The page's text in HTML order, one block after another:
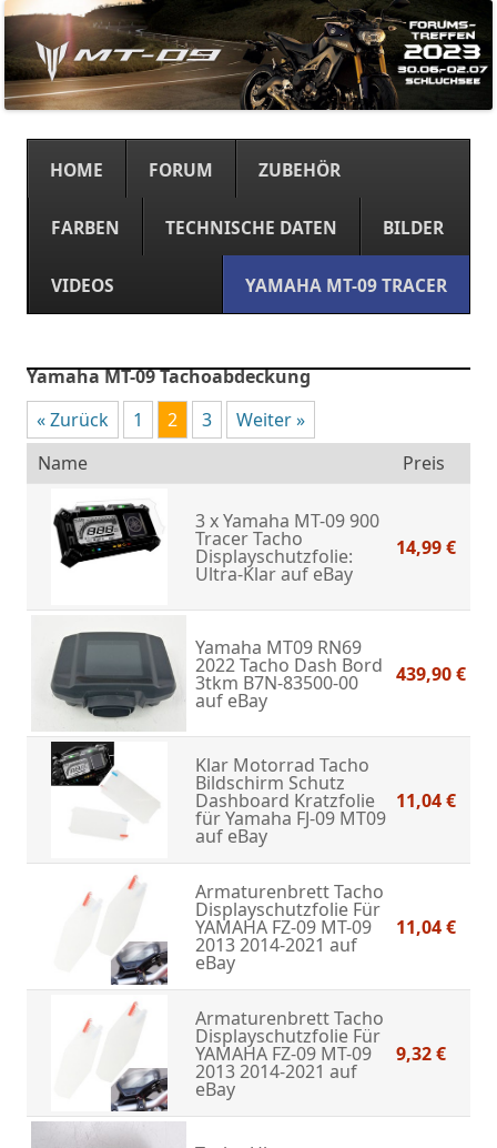
Springe
zum
Inhalt
HOME FORUM ZUBEHÖR
FARBEN TECHNISCHE DATEN BILDER
VIDEOS YAMAHA MT-09 TRACER
Yamaha MT-09 Tachoabdeckung
« Zurück
1 2 3
Weiter »
Name
Preis
3 x Yamaha MT-09 900
Tracer Tacho
Displayschutzfolie:
Ultra-Klarauf eBay
14,99 €
Yamaha MT09 RN69
2022 Tacho Dash Bord
3tkm B7N-83500-00
auf eBay
439,90 €
Klar Motorrad Tacho
Bildschirm Schutz
Dashboard Kratzfolie
für Yamaha FJ-09 MT09
auf eBay
11,04 €
Armaturenbrett Tacho
Displayschutzfolie Für
YAMAHA FZ-09 MT-09
2013 2014-2021 auf
eBay
11,04 €
Armaturenbrett Tacho
Displayschutzfolie Für
YAMAHA FZ-09 MT-09
2013 2014-2021 auf
eBay
9,32 €